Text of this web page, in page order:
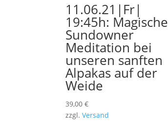
11.06.21|Fr|
19:45h: Magische
Sundowner
Meditation bei
unseren sanften
Alpakas auf der
Weide
39,00€
zzgl.Versand